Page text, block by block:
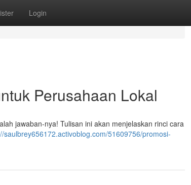
Login
Perusahaan Lokal
jawaban-nya! Tulisan ini akan menjelaskan rinci cara
saulbrey656172.activoblog.com/51609756/promosi-